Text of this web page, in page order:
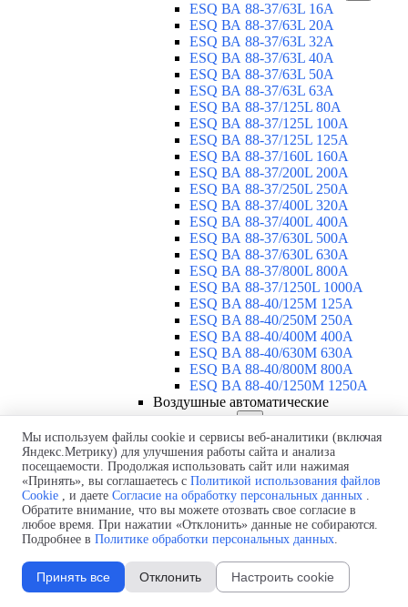
ESQ ВА 88-37/63L 16A
ESQ ВА 88-37/63L 20A
ESQ ВА 88-37/63L 32A
ESQ ВА 88-37/63L 40A
ESQ ВА 88-37/63L 50A
ESQ ВА 88-37/63L 63A
ESQ ВА 88-37/125L 80A
ESQ ВА 88-37/125L 100A
ESQ ВА 88-37/125L 125A
ESQ ВА 88-37/160L 160A
ESQ ВА 88-37/200L 200A
ESQ ВА 88-37/250L 250A
ESQ ВА 88-37/400L 320A
ESQ ВА 88-37/400L 400A
ESQ ВА 88-37/630L 500A
ESQ ВА 88-37/630L 630A
ESQ ВА 88-37/800L 800A
ESQ ВА 88-37/1250L 1000A
ESQ BA 88-40/125M 125A
ESQ BA 88-40/250M 250A
ESQ BA 88-40/400M 400A
ESQ BA 88-40/630М 630A
ESQ BA 88-40/800M 800A
ESQ BA 88-40/1250М 1250A
Воздушные автоматические
выключатели ▼
ESQ ВА99-40B 3F M2C2S2 M
2500A
ESQ ВА99-40A 3F M2C2S2 М
800A
ESQ ВА99-40A 3F M2C2S2 М
630A
ESQ ВА99-40A 3F M2C2S2 М
ESQ ВА99-40A 3F M2C2S2 М
1600A
Мы используем файлы cookie и сервисы веб-аналитики (включая
Яндекс.Метрику) для улучшения работы сайта и анализа
посещаемости. Продолжая использовать сайт или нажимая
«Принять», вы соглашаетесь с Политикой использования файлов
Cookie , и даете Согласие на обработку персональных данных .
Обратите внимание, что вы можете отозвать свое согласие в
любое время. При нажатии «Отклонить» данные не собираются.
Подробнее в Политике обработки персональных данных.
Принять все Отклонить Настроить cookie